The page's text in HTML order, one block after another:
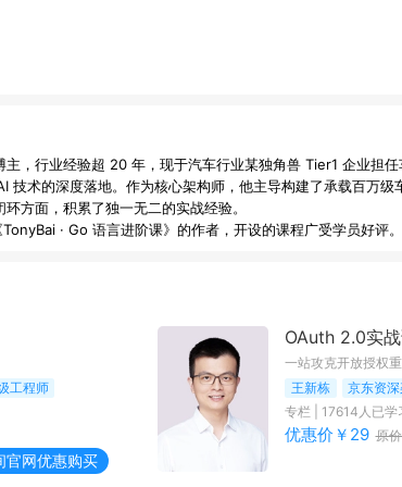
行业经验超 20 年，现于汽车行业某独角兽 Tier1 企业担任
术的深度落地。作为核心架构师，他主导构建了承载百万
方面，积累了独一无二的实战经验。
工程师
官网优惠购买
OAuth 2.0实
一站攻克开放授权
王新栋
京东资
专栏
17614 人已学
优惠价￥ 29 原